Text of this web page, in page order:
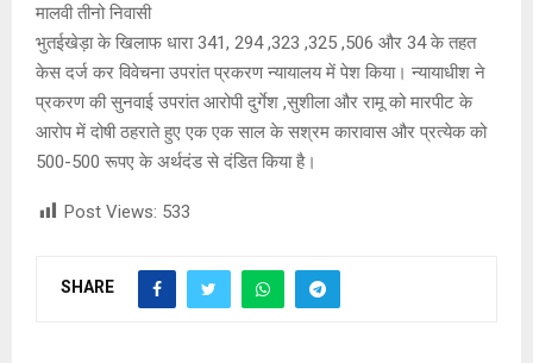
मालवी तीनो निवासी
भुतईखेड़ा के खिलाफ धारा 341, 294 ,323 ,325 ,506 और 34 के तहत
केस दर्ज कर विवेचना उपरांत प्रकरण न्यायालय में पेश किया। न्यायाधीश ने
प्रकरण की सुनवाई उपरांत आरोपी दुर्गेश ,सुशीला और रामू को मारपीट के
आरोप में दोषी ठहराते हुए एक एक साल के सश्रम कारावास और प्रत्येक को
500-500 रूपए के अर्थदंड से दंडित किया है।
Post Views: 533
SHARE